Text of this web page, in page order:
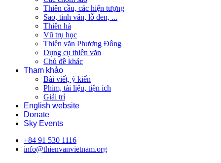
Thiên cầu, các hiện tượng
Sao, tinh vân, lỗ đen, ...
Thiên hà
Vũ trụ học
Thiên văn Phương Đông
Dụng cụ thiên văn
Chủ đề khác
Tham khảo
Bài viết, ý kiến
Phim, tài liệu, tiện ích
Giải trí
English website
Donate
Sky Events
+84 91 530 1116
info@thienvanvietnam.org